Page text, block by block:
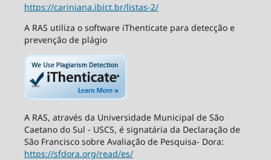
https://cariniana.ibict.br/listas-2/
A RAS utiliza o software iThenticate para detecção e
prevenção de plágio
A RAS, através da Universidade Municipal de São
Caetano do Sul - USCS, é signatária da Declaração de
São Francisco sobre Avaliação de Pesquisa- Dora:
https://sfdora.org/read/es/